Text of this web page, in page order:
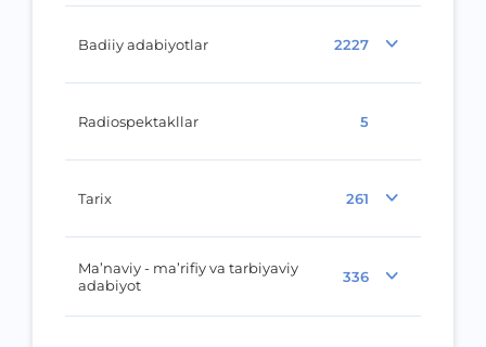
Badiiy adabiyotlar 2227
Radiospektakllar 5
Tarix 261
Ma’naviy - ma’rifiy va tarbiyaviy
adabiyot
336